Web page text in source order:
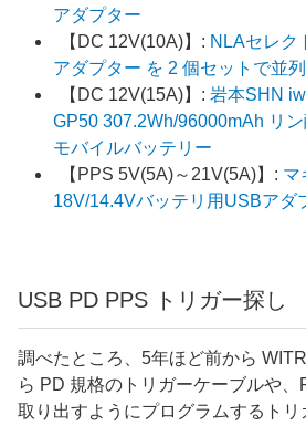
アダプター
【DC 12V(10A)】: NLAセレク
アダプター を 2 個セットで並
【DC 12V(15A)】: 岩本SHN
GP50 307.2Wh/96000mAh リ
モバイルバッテリー
【PPS 5V(5A)～21V(5A)】: マ
18V/14.4Vバッテリ用USBアダ
USB PD PPS トリガー探し
調べたところ、5年ほど前から
ら PD 規格のトリガーケーブルや
取り出すようにプログラムするト